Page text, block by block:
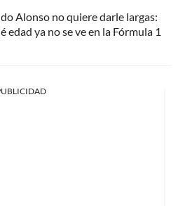
Alonso no quiere darle largas:
edad ya no se ve en la Fórmula 1